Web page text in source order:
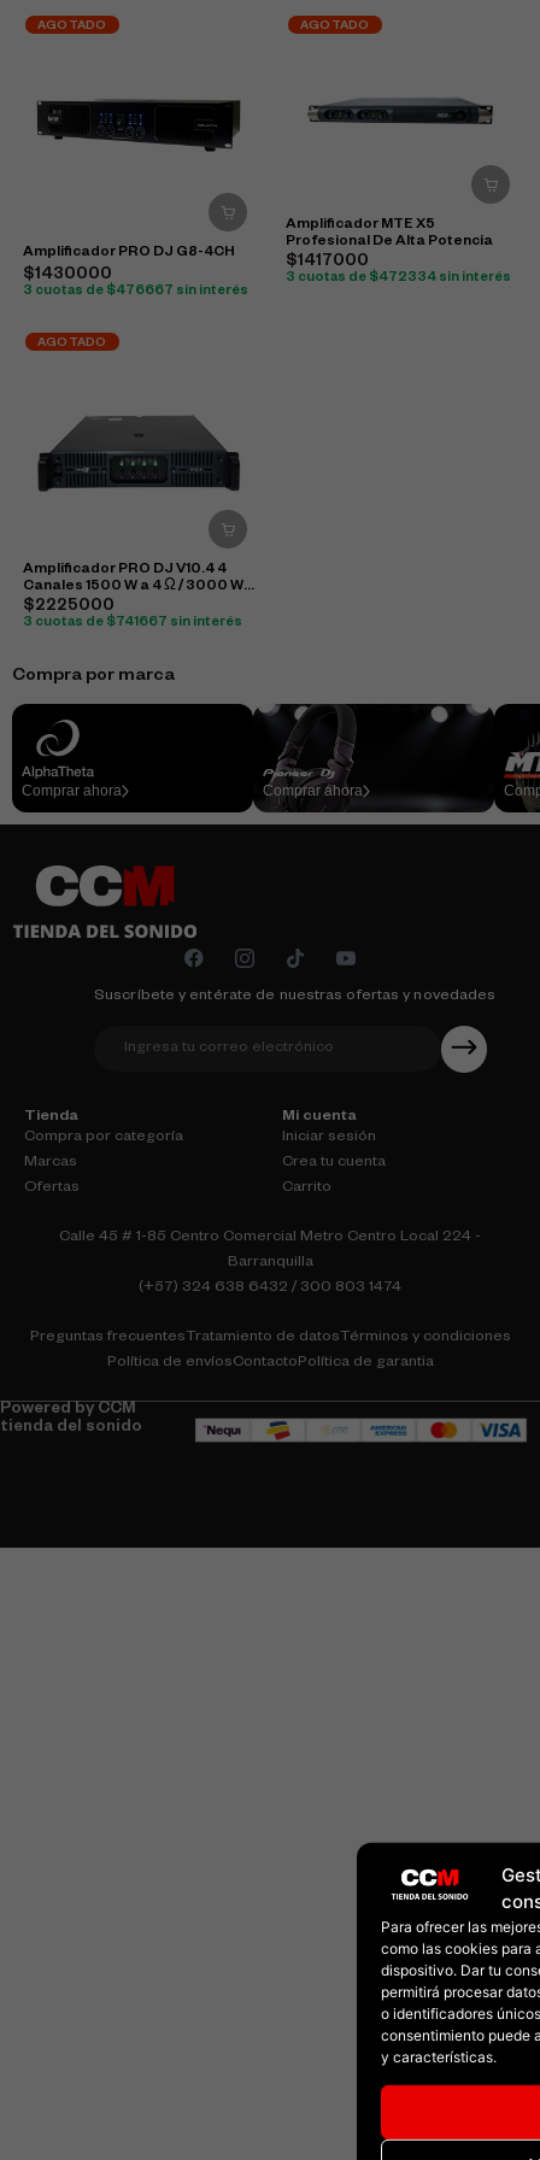
Para ofrecer las
como las cookies para
dispositivo. Dar tu
permitirá procesar
o identificadores
consentimiento puede
y características.
AGOTADO
Amplificador PRO DJ G8-4CH
$1430000
3 cuotas de $476667 sin interés
AGOTADO
Amplificador MTE X5
Profesional De Alta Potencia
$1417000
3 cuotas de $472334 sin interés
AGOTADO
Amplificador PRO DJ V10.4 4
Canales 1500 W a 4 Ω / 3000 W
Bridge
$2225000
3 cuotas de $741667 sin interés
Compra por marca
Comprar ahora Comprar ahora
Suscríbete y entérate de nuestras ofertas y novedades
Tienda
Compra por categoría
Marcas
Ofertas
Mi cuenta
Iniciar sesión
Crea tu cuenta
Carrito
Calle 45 # 1-85 Centro Comercial Metro Centro Local 224 -
Barranquilla
(+57) 324 638 6432 / 300 803 1474
Preguntas frecuentes Tratamiento de datos Términos y condiciones
Política de envíosContactoPolítica de garantia
Powered by CCM
tienda del sonido